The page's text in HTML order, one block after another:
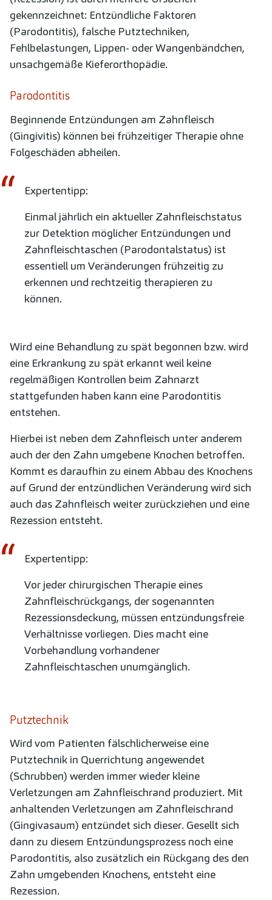
gekennzeichnet: Entzündliche Faktoren
(Parodontitis), falsche Putztechniken,
Fehlbelastungen, Lippen- oder Wangenbändchen,
unsachgemäße Kieferorthopädie.
Parodontitis
Beginnende Entzündungen am Zahnfleisch
(Gingivitis) können bei frühzeitiger Therapie ohne
Folgeschäden abheilen.
Expertentipp:
Einmal jährlich ein aktueller Zahnfleischstatus
zur Detektion möglicher Entzündungen und
Zahnfleischtaschen (Parodontalstatus) ist
essentiell um Veränderungen frühzeitig zu
erkennen und rechtzeitig therapieren zu
können.
Wird eine Behandlung zu spät begonnen bzw. wird
eine Erkrankung zu spät erkannt weil keine
regelmäßigen Kontrollen beim Zahnarzt
stattgefunden haben kann eine Parodontitis
entstehen.
Hierbei ist neben dem Zahnfleisch unter anderem
auch der den Zahn umgebene Knochen betroffen.
Kommt es daraufhin zu einem Abbau des Knochens
auf Grund der entzündlichen Veränderung wird sich
auch das Zahnfleisch weiter zurückziehen und eine
Rezession entsteht.
Expertentipp:
Vor jeder chirurgischen Therapie eines
Zahnfleischrückgangs, der sogenannten
Rezessionsdeckung, müssen entzündungsfreie
Verhältnisse vorliegen. Dies macht eine
Vorbehandlung vorhandener
Zahnfleischtaschen unumgänglich.
Putztechnik
Wird vom Patienten fälschlicherweise eine
Putztechnik in Querrichtung angewendet
(Schrubben) werden immer wieder kleine
Verletzungen am Zahnfleischrand produziert. Mit
anhaltenden Verletzungen am Zahnfleischrand
(Gingivasaum) entzündet sich dieser. Gesellt sich
dann zu diesem Entzündungsprozess noch eine
Parodontitis, also zusätzlich ein Rückgang des den
Zahn umgebenden Knochens, entsteht eine
Rezession.